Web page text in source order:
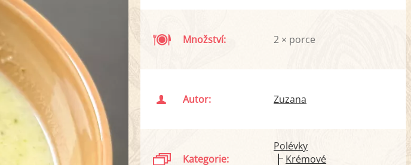
Množství: 2 × porce
Autor: Zuzana
Kategorie:
Polévky
Krémové